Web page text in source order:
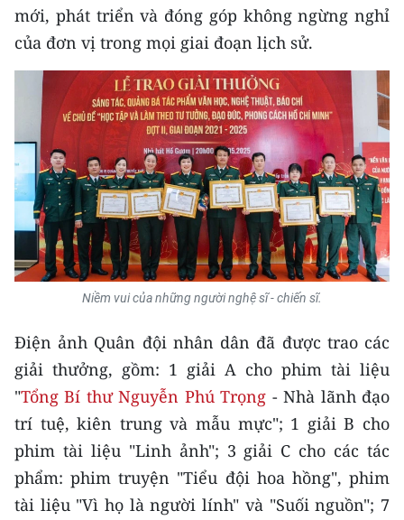
TIN MỚI
TIN ĐỊA PHƯƠNG
Trung du và miền núi phía Bắc
Đồng bằng sông Hồng
Bắc Trung Bộ
Duyên hải Nam Trung Bộ và Tây
Nguyên
Đông Nam Bộ
Đồng bằng sông Cửu Long
Chuyên trang Hà Nội
Chuyên trang TP. Hồ Chí Minh
CHUYÊN ĐỀ
CÁC CHUYÊN TRANG
mới, phát triển và đóng góp không ngừng nghỉ
của đơn vị trong mọi giai đoạn lịch sử.
Niềm vui của những người nghệ sĩ - chiến sĩ.
Điện ảnh Quân đội nhân dân đã được trao các
giải thưởng, gồm: 1 giải A cho phim tài liệu
"Tổng Bí thư Nguyễn Phú Trọng - Nhà lãnh đạo
trí tuệ, kiên trung và mẫu mực"; 1 giải B cho
phim tài liệu "Linh ảnh"; 3 giải C cho các tác
phẩm: phim truyện "Tiểu đội hoa hồng", phim
tài liệu "Vì họ là người lính" và "Suối nguồn"; 7